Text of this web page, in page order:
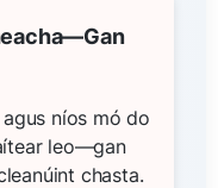
níos mó do
leo—gan
chasta.